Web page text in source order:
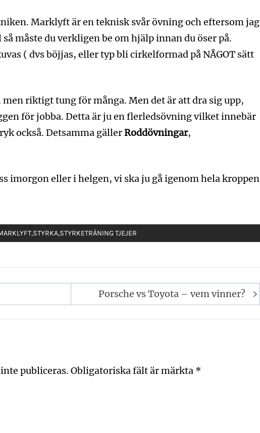
Marklyft är en teknisk svår övning och eftersom jag
så måste du verkligen be om hjälp innan du öser på.
( dvs böjjas, eller typ bli cirkelformad på NÅGOT sätt
riktigt tung för många. Men det är att dra sig upp,
för jobba. Detta är ju en flerledsövning vilket innebär
också. Detsamma gällerRoddövningar,
imorgon eller i helgen, vi ska ju gå igenom hela kroppen
,STYRKA,STYRKETRÄNING TJEJER
Porsche vs Toyota – vem vinner?
publiceras. Obligatoriska fält är märkta *